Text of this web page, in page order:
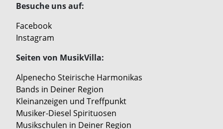
Besuche uns auf:
Facebook
Instagram
Seiten von MusikVilla:
Alpenecho Steirische Harmonikas
Bands in Deiner Region
Kleinanzeigen und Treffpunkt
Musiker-Diesel Spirituosen
Musikschulen in Deiner Region